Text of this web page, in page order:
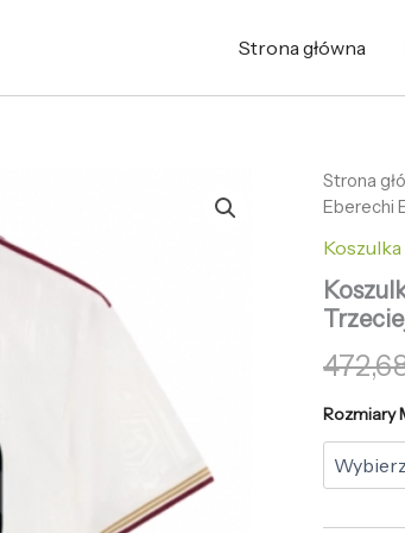
Strona główna
Strona
Eberechi
Rozmiary
ilość
Koszulka
Arsenal
Eze
#10
Trzeciej
26
Krótki
Rękaw